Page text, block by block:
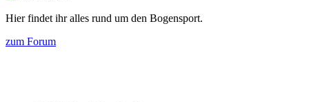
Hier findet ihr alles rund um den Bogensport.
zum Forum